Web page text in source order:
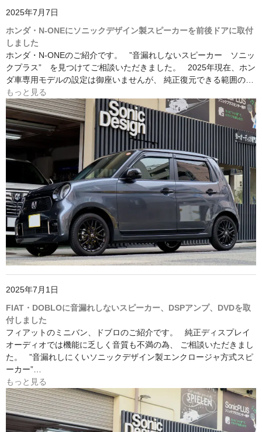
2025年7月7日
ホンダ・N-ONEにソニックデザイン製スピーカーを前後ドアに取付
しました
ホンダ・N-ONEのご紹介です。 ”音漏れしないスピーカー ソニッ
クプラス” を見つけてご相談いただきました。 2025年現在、ホン
ダ車専用モデルの設定は御座いませんが、 純正復元できる範囲の…
もっと見る
2025年7月1日
FIAT・DOBLOに音漏れしないスピーカー、DSPアンプ、DVDを取
付しました
フィアットのミニバン、ドブロのご紹介です。 純正ディスプレイ
オーディオでは機能に乏しく音質も不満の為、 ご相談いただきまし
た。 ”音漏れしにくいソニックデザイン製エンクロージャ方式スピ
ーカー”…
もっと見る